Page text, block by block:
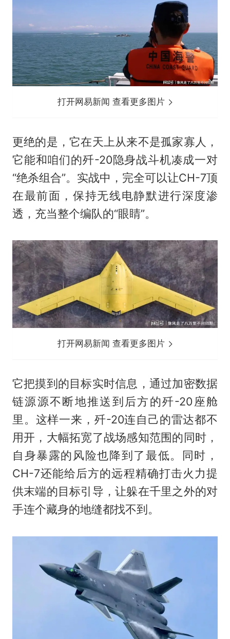
打开网易新闻 查看更多图片
更绝的是，它在天上从来不是孤家寡人，
它能和咱们的歼-20隐身战斗机凑成一对
“绝杀组合”。实战中，完全可以让CH-7顶
在最前面，保持无线电静默进行深度渗
透，充当整个编队的“眼睛”。
打开网易新闻 查看更多图片
它把摸到的目标实时信息，通过加密数据
链源源不断地推送到后方的歼-20座舱
里。这样一来，歼-20连自己的雷达都不
用开，大幅拓宽了战场感知范围的同时，
自身暴露的风险也降到了最低。同时，
CH-7还能给后方的远程精确打击火力提
供末端的目标引导，让躲在千里之外的对
手连个藏身的地缝都找不到。